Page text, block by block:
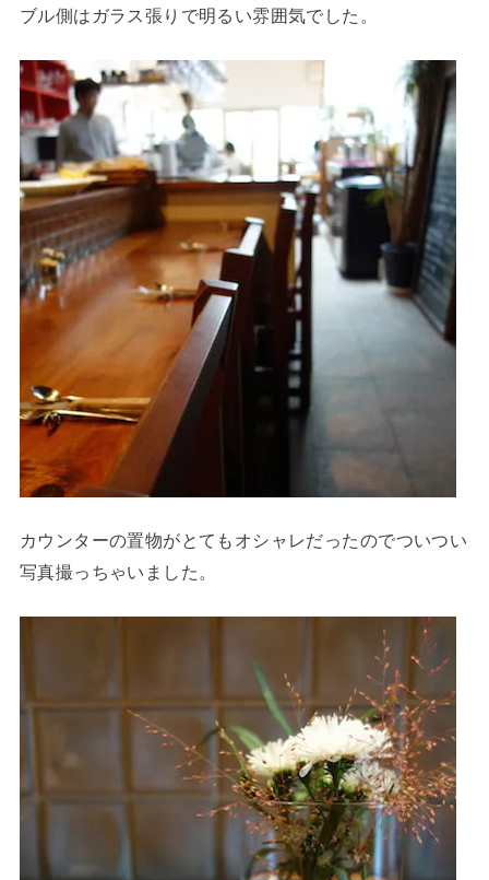
ブル側はガラス張りで明るい雰囲気でした。
カウンターの置物がとてもオシャレだったのでついつい
写真撮っちゃいました。